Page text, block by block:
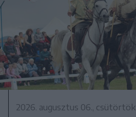
2026. augusztus 06., csütörtök